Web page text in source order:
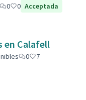
0 0 Acceptada
en Calafell
0
7